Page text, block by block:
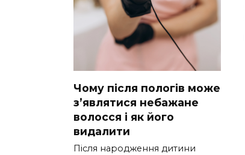
Чому після пологів може
з’являтися небажане
волосся і як його
видалити
Після народження дитини